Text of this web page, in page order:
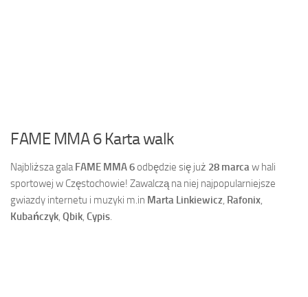
FAME MMA 6 Karta walk
Najbliższa galaFAME MMA 6odbędzie się już 28 marcaw hali
sportowej w Częstochowie! Zawalczą na niej najpopularniejsze
gwiazdy internetu i muzyki m.in Marta Linkiewicz, Rafonix,
Kubańczyk, Qbik, Cypis.